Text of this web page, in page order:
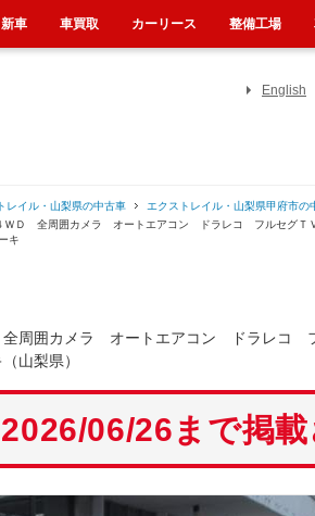
English
レイル・山梨県の中古車
エクストレイル・山梨県甲府市の
ＷＤ 全周囲カメラ オートエアコン ドラレコ フルセグＴ
キ
周囲カメラ オートエアコン ドラレコ
山梨県）
06/26まで掲
新車 車買取 カーリース 整備工場